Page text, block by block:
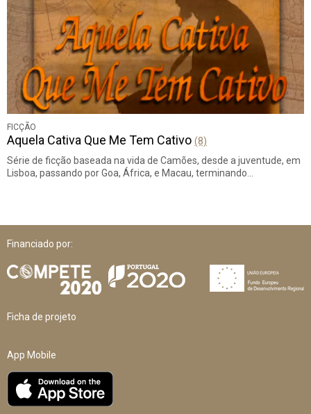
FICÇÃO
Aquela Cativa Que Me Tem Cativo (8)
Série de ficção baseada na vida de Camões, desde a juventude, em
Lisboa, passando por Goa, África, e Macau, terminando…
Financiado por:
Ficha de projeto
App Mobile